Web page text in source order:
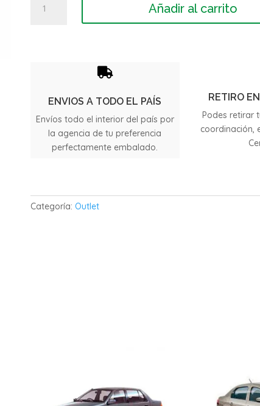
Laminado
Añadir al carrito

ENVIOS A TODO EL PAÍS
Envíos todo el interior del país por
la agencia de tu preferencia
perfectamente embalado.
RETIRO
Podes retirar
coordinación,
Categoría:Outlet